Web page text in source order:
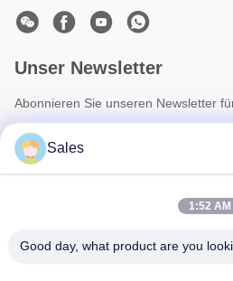
Unser Newsletter
Abonnieren Sie unseren Newsletter
Sales
1:52 AM
Good day, what product are you